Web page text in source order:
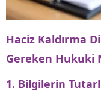
Haciz Kaldırma
Gereken Hukuki
1. Bilgilerin